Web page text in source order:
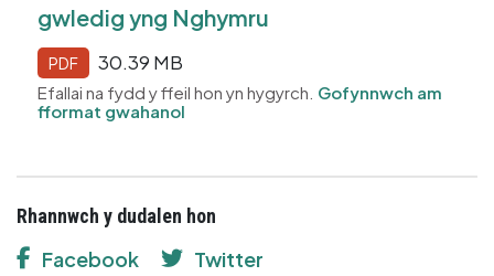
gwledig yng Nghymru
PDF 30.39 MB
Efallai na fydd y ffeil hon yn hygyrch. Gofynnwch am
fformat gwahanol
Rhannwch y dudalen hon
Facebook Twitter